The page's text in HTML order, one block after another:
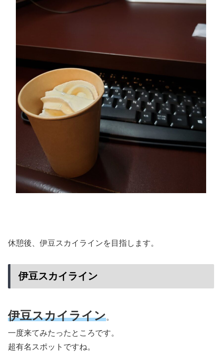
休憩後、伊豆スカイラインを目指します。
伊豆スカイライン
伊豆スカイライン。
一度来てみたったところです。
超有名スポットですね。